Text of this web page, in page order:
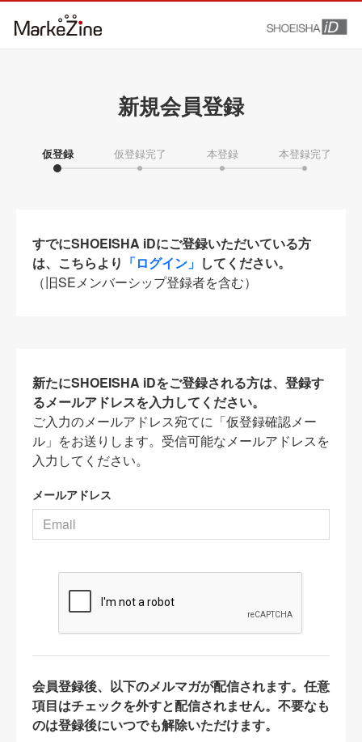
新規会員登録
仮登録 仮登録完了 本登録 本登録完了
すでにSHOEISHA iDにご登録いただいている方
は、こちらより 「ログイン」 してください。
（旧SEメンバーシップ登録者を含む）
新たにSHOEISHA iDをご登録される方は、登録す
るメールアドレスを入力してください。
ご入力のメールアドレス宛てに「仮登録確認メー
ル」をお送りします。受信可能なメールアドレスを
入力してください。
メールアドレス
会員登録後、以下のメルマガが配信されます。任意
項目はチェックを外すと配信されません。不要なも
のは登録後にいつでも解除いただけます。